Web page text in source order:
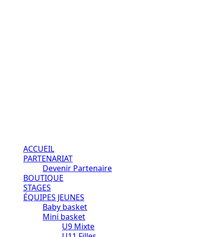
ACCUEIL
PARTENARIAT
Devenir Partenaire
BOUTIQUE
STAGES
ÉQUIPES JEUNES
Baby basket
Mini basket
U9 Mixte